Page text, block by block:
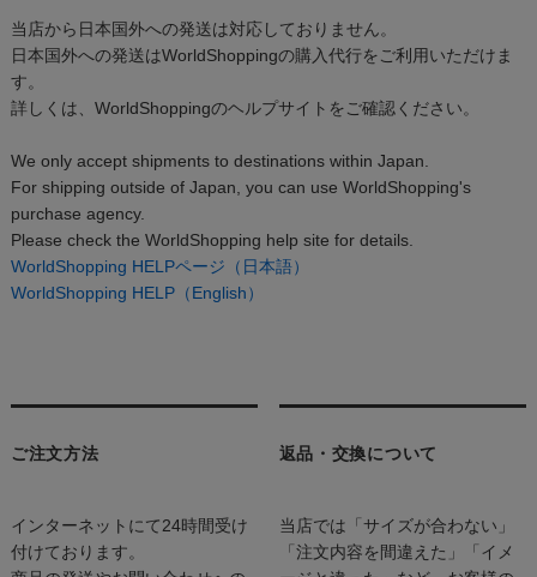
当店から日本国外への発送は対応しておりません。
日本国外への発送はWorldShoppingの購入代行をご利用いただけま
す。
詳しくは、WorldShoppingのヘルプサイトをご確認ください。
We only accept shipments to destinations within Japan.
For shipping outside of Japan, you can use WorldShopping's
purchase agency.
Please check the WorldShopping help site for details.
WorldShopping HELPページ（日本語）
WorldShopping HELP（English）
ご注文方法
インターネットにて24時間受け
付けております。
返品・交換について
当店では「サイズが合わない」
「注文内容を間違えた」「イメ